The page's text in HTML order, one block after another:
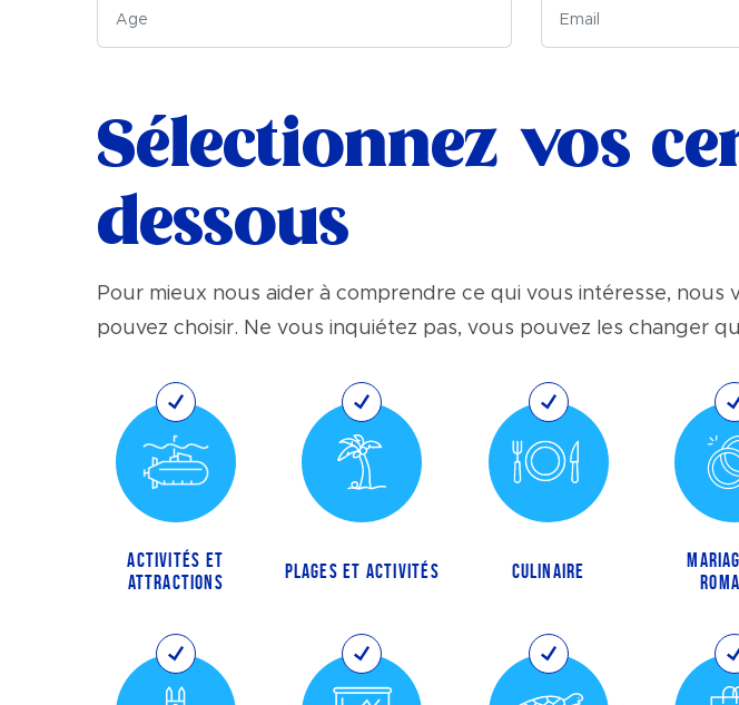
Sélectionnez vos
dessous
Pour mieux nous aider à comprendre ce qui vous intéresse,
pouvez choisir. Ne vous inquiétez pas, vous pouvez les changer
ACTIVITÉS ET
ATTRACTIONS
PLAGES ET ACTIVITÉS CULINAIRE